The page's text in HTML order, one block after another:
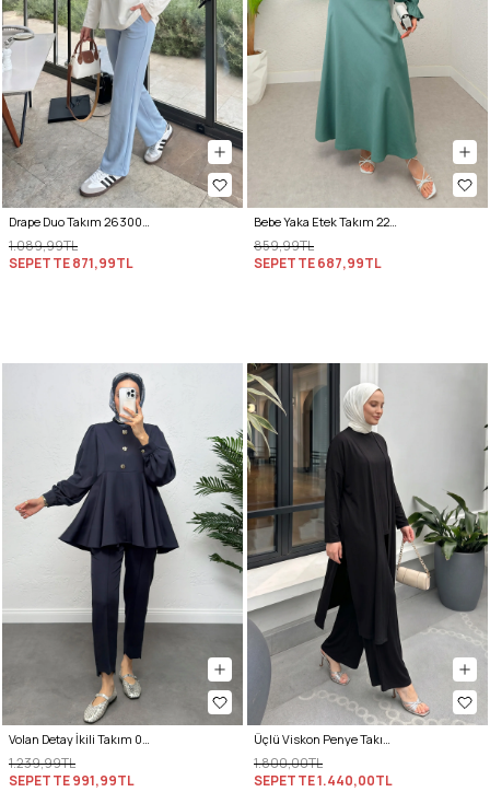
Drape Duo Takım 263006 - BEBE MAVİSİ
1.089,99TL
SEPETTE871,99TL
Bebe Yaka Etek Takım 2255 - MİNT YEŞİLİ
859,99TL
SEPETTE687,99TL
Volan Detay İkili Takım 0071 - LACİVERT
1.239,99TL
SEPETTE991,99TL
Üçlü Viskon Penye Takım 13205 - SİYAH
1.800,00TL
SEPETTE1.440,00TL